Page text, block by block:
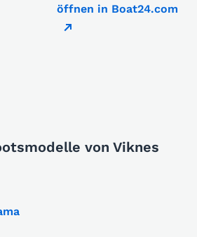
öffnen in Boat24.com
von Viknes